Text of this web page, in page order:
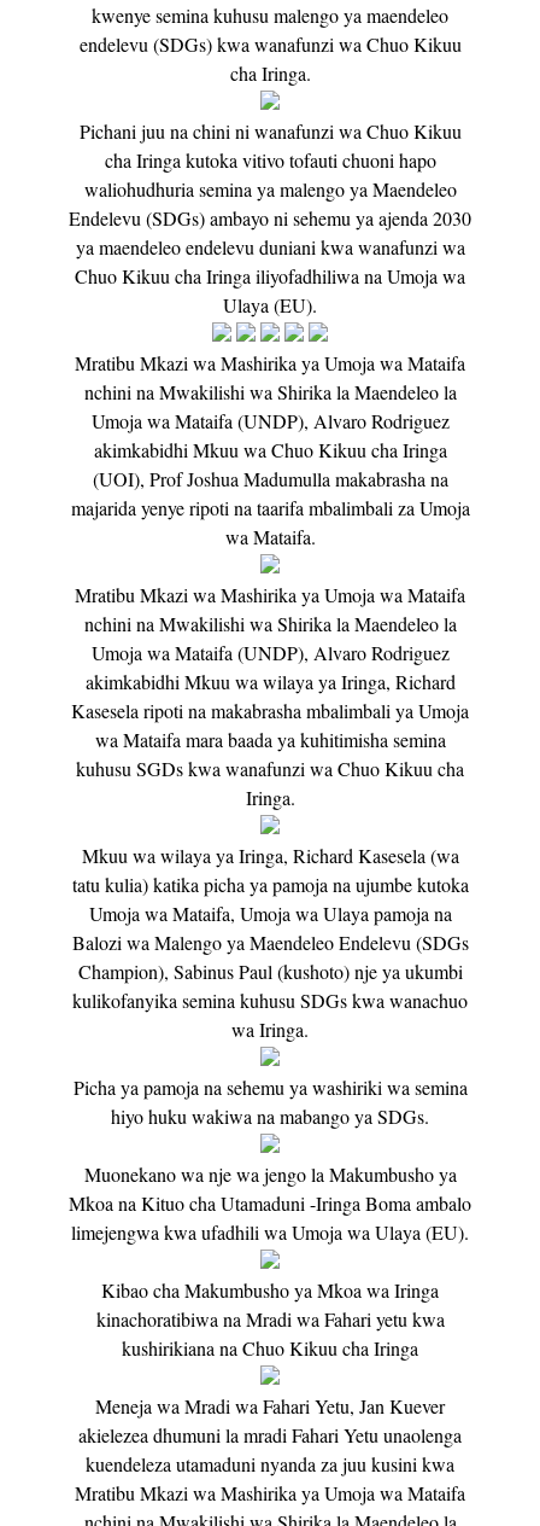
kwenye semina kuhusu malengo ya maendeleo
endelevu (SDGs) kwa wanafunzi wa Chuo Kikuu
cha Iringa.
Pichani juu na chini ni wanafunzi wa Chuo Kikuu
cha Iringa kutoka vitivo tofauti chuoni hapo
waliohudhuria semina ya malengo ya Maendeleo
Endelevu (SDGs) ambayo ni sehemu ya ajenda 2030
ya maendeleo endelevu duniani kwa wanafunzi wa
Chuo Kikuu cha Iringa iliyofadhiliwa na Umoja wa
Ulaya (EU).
Mratibu Mkazi wa Mashirika ya Umoja wa Mataifa
nchini na Mwakilishi wa Shirika la Maendeleo la
Umoja wa Mataifa (UNDP), Alvaro Rodriguez
akimkabidhi Mkuu wa Chuo Kikuu cha Iringa
(UOI), Prof Joshua Madumulla makabrasha na
majarida yenye ripoti na taarifa mbalimbali za Umoja
wa Mataifa.
Mratibu Mkazi wa Mashirika ya Umoja wa Mataifa
nchini na Mwakilishi wa Shirika la Maendeleo la
Umoja wa Mataifa (UNDP), Alvaro Rodriguez
akimkabidhi Mkuu wa wilaya ya Iringa, Richard
Kasesela ripoti na makabrasha mbalimbali ya Umoja
wa Mataifa mara baada ya kuhitimisha semina
kuhusu SGDs kwa wanafunzi wa Chuo Kikuu cha
Iringa.
Mkuu wa wilaya ya Iringa, Richard Kasesela (wa
tatu kulia) katika picha ya pamoja na ujumbe kutoka
Umoja wa Mataifa, Umoja wa Ulaya pamoja na
Balozi wa Malengo ya Maendeleo Endelevu (SDGs
Champion), Sabinus Paul (kushoto) nje ya ukumbi
kulikofanyika semina kuhusu SDGs kwa wanachuo
wa Iringa.
Picha ya pamoja na sehemu ya washiriki wa semina
hiyo huku wakiwa na mabango ya SDGs.
Muonekano wa nje wa jengo la Makumbusho ya
Mkoa na Kituo cha Utamaduni -Iringa Boma ambalo
limejengwa kwa ufadhili wa Umoja wa Ulaya (EU).
Kibao cha Makumbusho ya Mkoa wa Iringa
kinachoratibiwa na Mradi wa Fahari yetu kwa
kushirikiana na Chuo Kikuu cha Iringa
Meneja wa Mradi wa Fahari Yetu, Jan Kuever
akielezea dhumuni la mradi Fahari Yetu unaolenga
kuendeleza utamaduni nyanda za juu kusini kwa
Mratibu Mkazi wa Mashirika ya Umoja wa Mataifa